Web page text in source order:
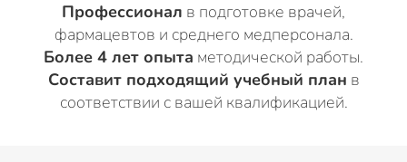
Профессионал в подготовке врачей,
фармацевтов и среднего медперсонала.
Более 4 лет опыта методической работы.
Составит подходящий учебный план в
соответствии с вашей квалификацией.